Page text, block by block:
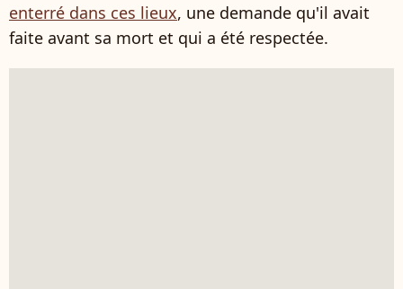
enterré dans ces lieux, une demande qu'il avait
faite avant sa mort et qui a été respectée.